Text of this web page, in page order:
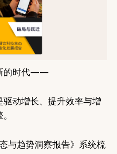
的时代——
动增长、提升效率与增
与趋势洞察报告》系统梳